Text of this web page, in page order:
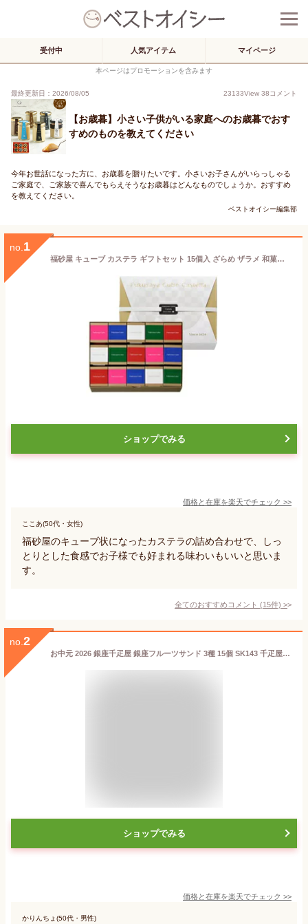
受付中 人気アイテム マイページ
本ページはプロモーションを含みます
最終更新日：2026/08/05 23133View 38コメント
【お歳暮】小さい子供がいる家庭へのお歳暮でおす
すめのものを教えてください
今年お世話になった方に、お歳暮を贈りたいです。小さいお子さんがいらっしゃる
ご家庭で、ご家族で喜んでもらえそうなお歳暮はどんなものでしょうか。おすすめ
を教えてください。
ベストオイシー編集部
no. 1
福砂屋 キューブ カステラ ギフトセット 15個入 ざらめ ザラメ 和菓子 お菓子 スイーツ 長崎 ご当地スイーツ お取り寄せスイーツ 個包装 おしゃれ 有名 ギフト プチギフト 贈り物 内祝い プレゼント 手土産 内祝
ショップでみる
価格と在庫を楽天でチェック >>
ここあ(50代・女性)
福砂屋のキューブ状になったカステラの詰め合わせで、しっ
とりとした食感でお子様でも好まれる味わいもいいと思いま
す。
全てのおすすめコメント (15件) >
no. 2
お中元 2026 銀座千疋屋 銀座フルーツサンド 3種 15個 SK143 千疋屋 フルーツサンド クッキー サブレ 焼き菓子 洋菓子 お菓子 贈答品 スイーツ フルーツ ギフト 詰め合わせ 常温 日持ち 個包装 おしゃれ 内祝い お祝い 送料無料 お供え 夏ギフト 御中元
ショップでみる
価格と在庫を楽天でチェック >>
かりんちょ(50代・男性)